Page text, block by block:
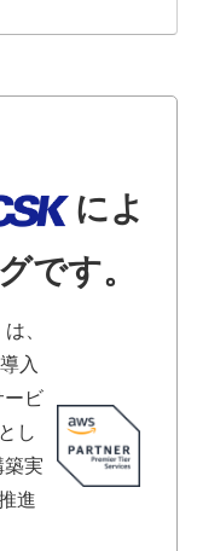
によ
です。
は、
入
ービ
し
築実
進